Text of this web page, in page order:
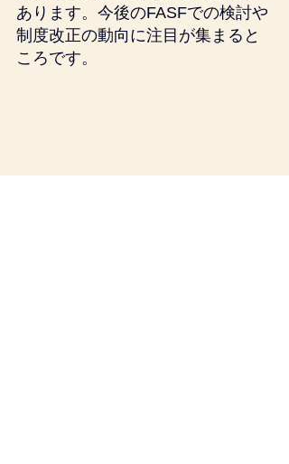
あります。今後のFASFでの検討や
制度改正の動向に注目が集まると
ころです。